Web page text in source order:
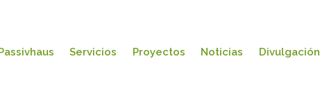
Servicios Proyectos Noticias Divulgación